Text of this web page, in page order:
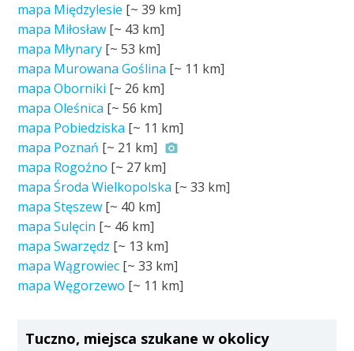
mapa Międzylesie [~39 km]
mapa Miłosław [~ 43 km]
mapa Młynary [~53 km]
mapa Murowana Goślina [~ 11 km]
mapa Oborniki [~ 26 km]
mapa Oleśnica [~56 km]
mapa Pobiedziska [~ 11 km]
mapa Poznań [~ 21 km]
mapa Rogoźno [~ 27 km]
mapa Środa Wielkopolska [~33 km]
mapa Stęszew [~ 40 km]
mapa Sulęcin [~ 46 km]
mapa Swarzędz [~ 13 km]
mapa Wągrowiec [~33 km]
mapa Węgorzewo [~ 11 km]
Tuczno, miejsca szukane w okolicy